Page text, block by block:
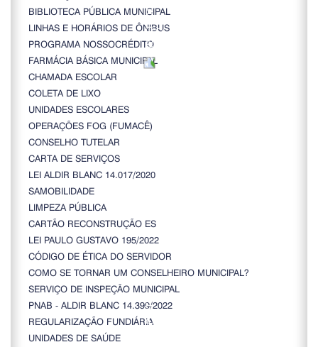
BIBLIOTECA PÚBLICA MUNICIPAL
LINHAS E HORÁRIOS DE ÔNIBUS
PROGRAMA NOSSOCRÉDITO
FARMÁCIA BÁSICA MUNICIPAL
CHAMADA ESCOLAR
COLETA DE LIXO
UNIDADES ESCOLARES
OPERAÇÕES FOG (FUMACÊ)
CONSELHO TUTELAR
CARTA DE SERVIÇOS
LEI ALDIR BLANC 14.017/2020
SAMOBILIDADE
LIMPEZA PÚBLICA
CARTÃO RECONSTRUÇÃO ES
LEI PAULO GUSTAVO 195/2022
CÓDIGO DE ÉTICA DO SERVIDOR
COMO SE TORNAR UM CONSELHEIRO MUNICIPAL?
SERVIÇO DE INSPEÇÃO MUNICIPAL
PNAB - ALDIR BLANC 14.399/2022
REGULARIZAÇÃO FUNDIÁRIA
UNIDADES DE SAÚDE